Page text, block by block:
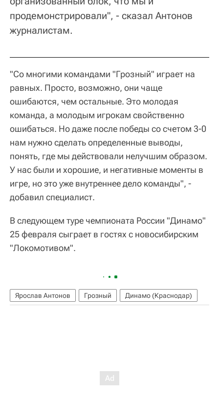
продемонстрировали", - сказал Антонов
журналистам.
"Со многими командами "Грозный" играет на
равных. Просто, возможно, они чаще
ошибаются, чем остальные. Это молодая
команда, а молодым игрокам свойственно
ошибаться. Но даже после победы со счетом 3-0
нам нужно сделать определенные выводы,
понять, где мы действовали нелучшим образом.
У нас были и хорошие, и негативные моменты в
игре, но это уже внутреннее дело команды", -
добавил специалист.
В следующем туре чемпионата России "Динамо"
25 февраля сыграет в гостях с новосибирским
"Локомотивом".
Ярослав Антонов Грозный Динамо (Краснодар)